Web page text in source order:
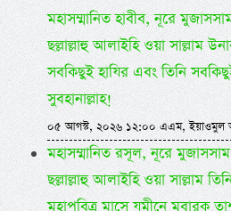
মহাসম্মানিত হাবীব, নূরে
ছল্লাল্লাহু আলাইহি ওয়া সাল্লাম
সবকিছুই হাযির এবং তিনি
সুবহানাল্লাহ!
০৫ আগস্ট, ২০২৬ ১২:০০ এএম, ইয়াওমুল
মহাসম্মানিত রসূল, নূরে
ছল্লাল্লাহু আলাইহি ওয়া সাল্লাম